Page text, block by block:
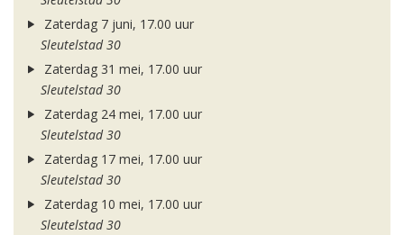
Zaterdag 7 juni, 17.00 uur
Sleutelstad 30
Zaterdag 31 mei, 17.00 uur
Sleutelstad 30
Zaterdag 24 mei, 17.00 uur
Sleutelstad 30
Zaterdag 17 mei, 17.00 uur
Sleutelstad 30
Zaterdag 10 mei, 17.00 uur
Sleutelstad 30